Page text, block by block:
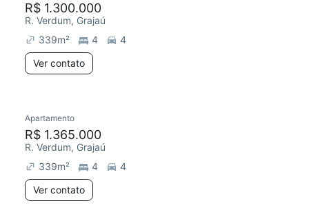
R$ 1.300.000
R. Verdum, Grajaú
339m² 4
4
Ver contato
Apartamento
R$ 1.365.000
R. Verdum, Grajaú
339m² 4
4
Ver contato